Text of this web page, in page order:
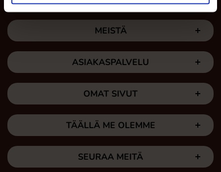
MEISTÄ
ASIAKASPALVELU
OMAT SIVUT
TÄÄLLÄ ME OLEMME
SEURAA MEITÄ